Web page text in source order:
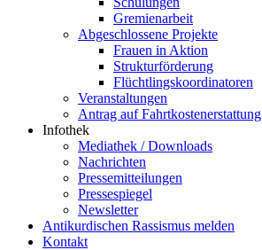
Gremienarbeit
Abgeschlossene Projekte
Frauen in Aktion
Strukturförderung
Flüchtlingskoordinatoren
Veranstaltungen
Antrag auf Fahrtkostenerstattung
Infothek
Mediathek / Downloads
Nachrichten
Pressemitteilungen
Pressespiegel
Newsletter
Antikurdischen Rassismus melden
Kontakt